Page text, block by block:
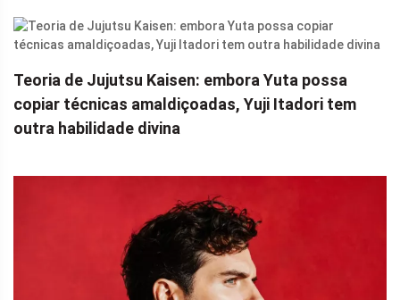
Teoria de Jujutsu Kaisen: embora Yuta possa
copiar técnicas amaldiçoadas, Yuji Itadori tem
outra habilidade divina